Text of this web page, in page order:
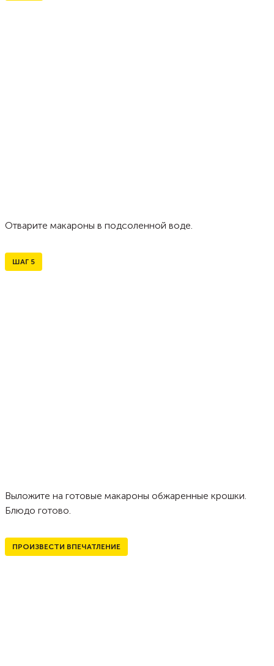
Отварите макароны в подсоленной воде.
ШАГ 5
Выложите на готовые макароны обжаренные крошки.
Блюдо готово.
ПРОИЗВЕСТИ ВПЕЧАТЛЕНИЕ